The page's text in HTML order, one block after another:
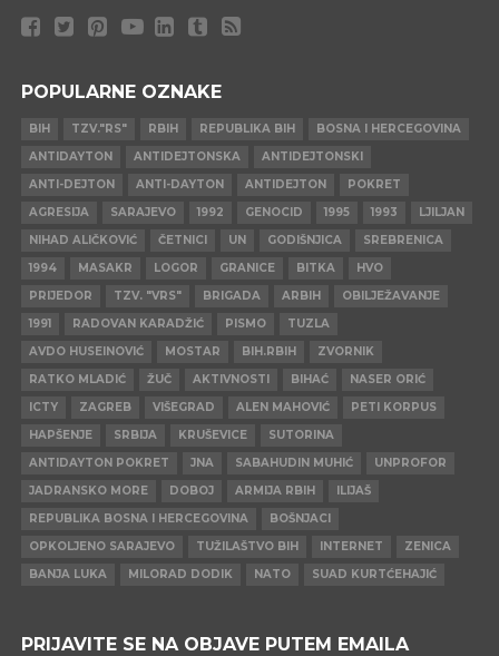
POPULARNE OZNAKE
BIH TZV."RS" RBIH REPUBLIKA BIH
BOSNA I HERCEGOVINA
ANTIDAYTON
ANTIDEJTONSKA
ANTIDEJTONSKI
ANTI-DEJTON
ANTI-DAYTON ANTIDEJTON
POKRET
AGRESIJA
SARAJEVO 1992 GENOCID 1995 1993
LJILJAN
NIHAD ALIČKOVIĆ
ČETNICI UN GODIŠNJICA
SREBRENICA
1994
MASAKR LOGOR GRANICE BITKA
HVO
PRIJEDOR
TZV. "VRS" BRIGADA ARBIH
OBILJEŽAVANJE
1991
RADOVAN KARADŽIĆ PISMO
TUZLA
AVDO HUSEINOVIĆ
MOSTAR BIH.RBIH
ZVORNIK
RATKO MLADIĆ
ŽUČ AKTIVNOSTI BIHAĆ
NASER ORIĆ
ICTY
ZAGREB VIŠEGRAD ALEN MAHOVIĆ
PETI KORPUS
HAPŠENJE
SRBIJA KRUŠEVICE
SUTORINA
ANTIDAYTON POKRET
JNA SABAHUDIN MUHIĆ
UNPROFOR
JADRANSKO MORE
DOBOJ ARMIJA RBIH
ILIJAŠ
REPUBLIKA BOSNA I HERCEGOVINA
BOŠNJACI
OPKOLJENO SARAJEVO
TUŽILAŠTVO BIH INTERNET
ZENICA
BANJA LUKA
MILORAD DODIK NATO SUAD KURTĆEHAJIĆ
PRIJAVITE SE NA OBJAVE PUTEM EMAILA